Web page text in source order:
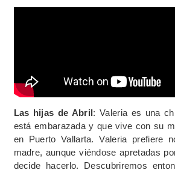
Las hijas de Abril: Valeria es una
está embarazada y que vive con su
en Puerto Vallarta. Valeria prefiere
madre, aunque viéndose apretadas
decide hacerlo. Descubriremos